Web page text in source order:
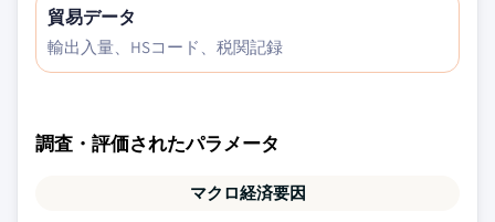
貿易データ
輸出入量、HSコード、税関記録
調査・評価されたパラメータ
マクロ経済要因